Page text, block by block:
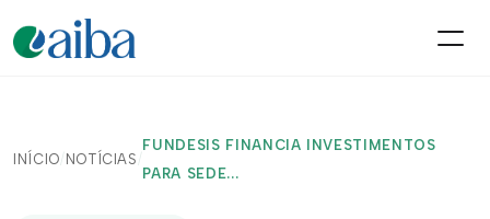
INÍCIO/ NOTÍCIAS /
FUNDESIS FINANCIA INVESTIMENTOS
PARA SEDE...